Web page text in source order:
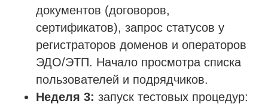
документов (договоров,
сертификатов), запрос статусов у
регистраторов доменов и операторов
ЭДО/ЭТП. Начало просмотра списка
пользователей и подрядчиков.
Неделя 3: запуск тестовых процедур: